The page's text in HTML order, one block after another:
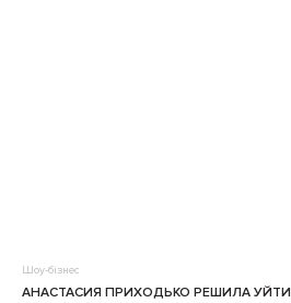
Шоу-бізнес
АНАСТАСИЯ ПРИХОДЬКО РЕШИЛА